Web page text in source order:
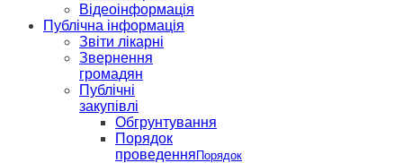
Відеоінформація
Публічна інформація
Звіти лікарні
Звернення
громадян
Публічні
закупівлі
Обгрунтування
Порядок
проведення Порядок